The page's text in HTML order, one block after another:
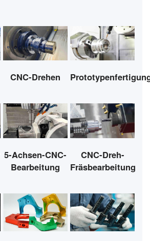
CNC-Drehen
5-Achsen-CNC-
Bearbeitung
CNC-Dreh-
Fräsbearbeitung